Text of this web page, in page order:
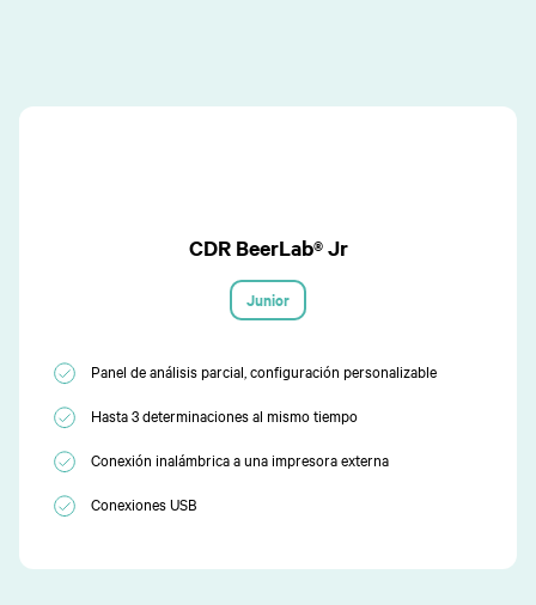
CDR BeerLab® Jr
Junior
Panel de análisis parcial, configuración personalizable
Hasta 3 determinaciones al mismo tiempo
Conexión inalámbrica a una impresora externa
Conexiones USB